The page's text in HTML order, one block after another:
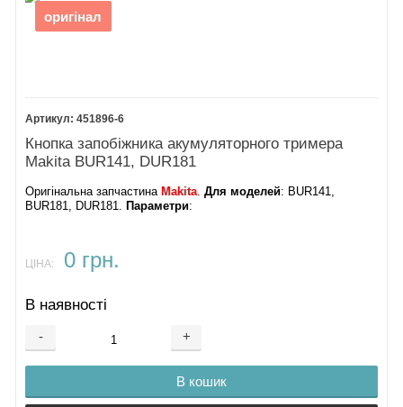
оригінал
451896-6
Кнопка запобіжника акумуляторного тримера
Makita BUR141, DUR181
Оригінальна запчастина Makita.Для моделей: BUR141,
BUR181, DUR181. Параметри:
ЦІНА: 0 грн.
В наявності
- +
В кошик